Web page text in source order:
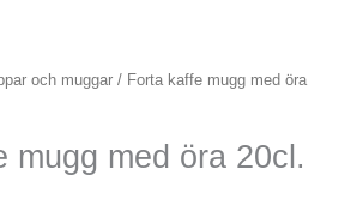
och muggar / Forta kaffe mugg med öra
mugg med öra 20cl.
nuvarande
är: